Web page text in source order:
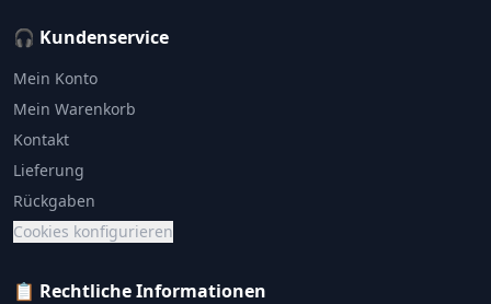
🎧 Kundenservice
Mein Konto
Mein Warenkorb
Kontakt
Lieferung
Rückgaben
Cookies konfigurieren
📋 Rechtliche Informationen